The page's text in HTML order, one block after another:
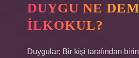
DUYGU NE
ILKOKUL?
Duygular; Bir kişi tarafından